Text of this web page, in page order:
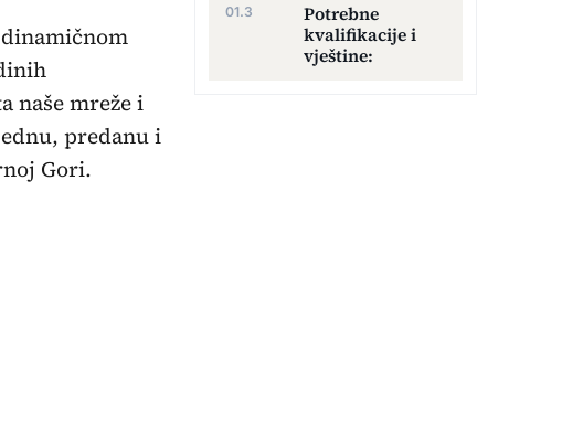
naše mreže i
predanu i
Gori.
Potrebne
kvalifikacije i
vještine: